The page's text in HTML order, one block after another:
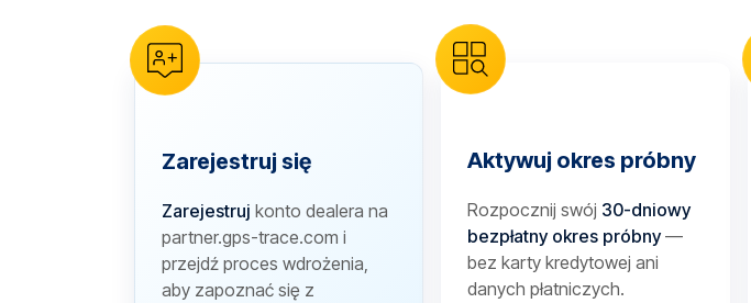
Zarejestruj się
Zarejestruj konto dealera na
partner.gps-trace.com i
przejdź proces wdrożenia,
aby zapoznać się z
Aktywuj okres próbny
Rozpocznij swój 30-dniowy
bezpłatny okres próbny—
bez karty kredytowej ani
danych płatniczych.